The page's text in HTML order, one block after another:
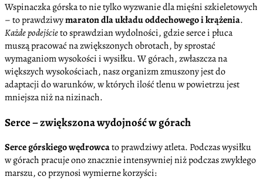
Wspinaczka górska to nie tylko wyzwanie dla mięśni szkieletowych
– to prawdziwymaraton dla układu oddechowego i krążenia.
Każde podejścieto sprawdzian wydolności, gdzie serce i płuca
muszą pracować na zwiększonych obrotach, by sprostać
wymaganiom wysokości i wysiłku. W górach, zwłaszcza na
większych wysokościach, nasz organizm zmuszony jest do
adaptacji do warunków, w których ilość tlenu w powietrzu jest
mniejsza niż na nizinach.
Serce – zwiększona wydojność w górach
Serce górskiego wędrowcato prawdziwy atleta. Podczas wysiłku
w górach pracuje ono znacznie intensywniej niż podczas zwykłego
marszu, co przynosi wymierne korzyści: